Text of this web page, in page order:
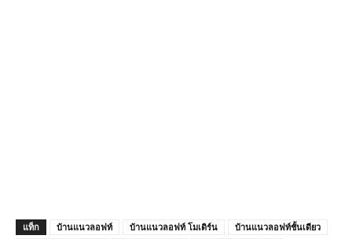
แท็ก บ้านแนวลอฟท์ บ้านแนวลอฟท์ โมเดิร์น
บ้านแนวลอฟท์ชั้นเดียว